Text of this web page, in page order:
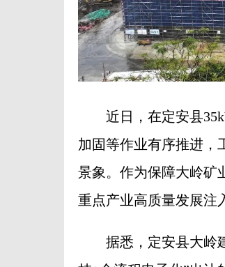
近日，在定安县
加固等作业有序推进，
景象。作为保障大岭矿
重点产业高质量发展注
据悉，定安县大岭建